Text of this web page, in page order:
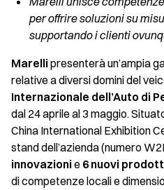
per offrire soluzioni su
supportando i clienti
Marellipresenterà un’ampia
relative a diversi domini del
Internazionale dell’Auto di
dal 24 aprile al 3 maggio.
China International Exhibition
stand dell’azienda (numero
innovazionie 6 nuovi
di competenze locali e